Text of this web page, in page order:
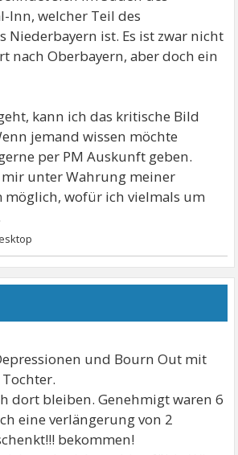
Inn, welcher Teil des
Niederbayern ist. Es ist zwar nicht
nach Oberbayern, aber doch ein
kann ich das kritische Bild
jemand wissen möchte
per PM Auskunft geben.
unter Wahrung meiner
wofür ich vielmals um
und Bourn Out mit
dort bleiben. Genehmigt waren 6
eine verlängerung von 2
bekommen!